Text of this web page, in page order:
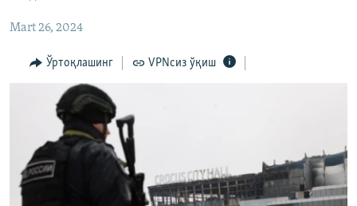
ИЖТИМОИЙ ТАРМОҚЛАР
Озодлик бошқа тилларда
Mart 26, 2024
Ўртоқлашинг VPNсиз ўқиш